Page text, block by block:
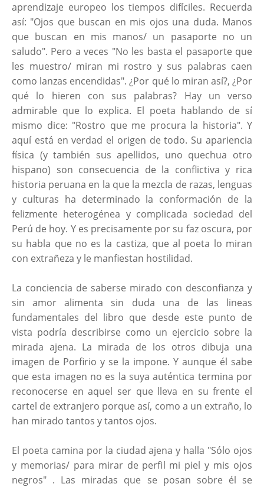
aprendizaje europeo los tiempos difíciles. Recuerda
así: "Ojos que buscan en mis ojos una duda. Manos
que buscan en mis manos/ un pasaporte no un
saludo". Pero a veces "No les basta el pasaporte que
les muestro/ miran mi rostro y sus palabras caen
como lanzas encendidas". ¿Por qué lo miran así?, ¿Por
qué lo hieren con sus palabras? Hay un verso
admirable que lo explica. El poeta hablando de sí
mismo dice: "Rostro que me procura la historia". Y
aquí está en verdad el origen de todo. Su apariencia
física (y también sus apellidos, uno quechua otro
hispano) son consecuencia de la conflictiva y rica
historia peruana en la que la mezcla de razas, lenguas
y culturas ha determinado la conformación de la
felizmente heterogénea y complicada sociedad del
Perú de hoy. Y es precisamente por su faz oscura, por
su habla que no es la castiza, que al poeta lo miran
con extrañeza y le manfiestan hostilidad.
La conciencia de saberse mirado con desconfianza y
sin amor alimenta sin duda una de las lineas
fundamentales del libro que desde este punto de
vista podría describirse como un ejercicio sobre la
mirada ajena. La mirada de los otros dibuja una
imagen de Porfirio y se la impone. Y aunque él sabe
que esta imagen no es la suya auténtica termina por
reconocerse en aquel ser que lleva en su frente el
cartel de extranjero porque así, como a un extraño, lo
han mirado tantos y tantos ojos.
El poeta camina por la ciudad ajena y halla "Sólo ojos
y memorias/ para mirar de perfil mi piel y mis ojos
negros" . Las miradas que se posan sobre él se